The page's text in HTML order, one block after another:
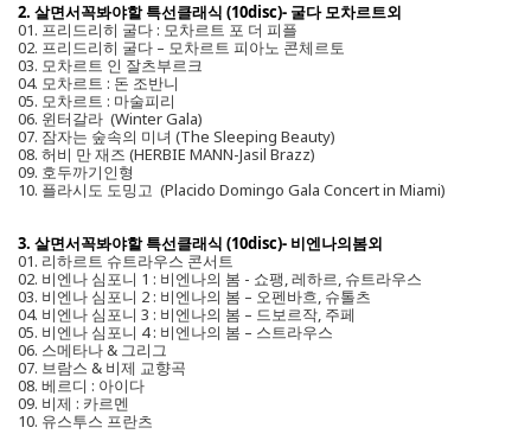
2. 살면서꼭봐야할 특선클래식 (10disc)- 굴다 모차르트외
01. 프리드리히 굴다 : 모차르트 포 더 피플
02. 프리드리히 굴다 – 모차르트 피아노 콘체르토
03. 모차르트 인 잘츠부르크
04. 모차르트 : 돈 조반니
05. 모차르트 : 마술피리
06. 윈터갈라 (Winter Gala)
07. 잠자는 숲속의 미녀 (The Sleeping Beauty)
08. 허비 만 재즈 (HERBIE MANN-Jasil Brazz)
09. 호두까기인형
10. 플라시도 도밍고 (Placido Domingo Gala Concert in Miami)
3. 살면서꼭봐야할 특선클래식 (10disc)- 비엔나의봄외
01. 리하르트 슈트라우스 콘서트
02. 비엔나 심포니 1 : 비엔나의 봄 - 쇼팽, 레하르, 슈트라우스
03. 비엔나 심포니 2 : 비엔나의 봄 – 오펜바흐, 슈톨츠
04. 비엔나 심포니 3 : 비엔나의 봄 – 드보르작, 주페
05. 비엔나 심포니 4 : 비엔나의 봄 – 스트라우스
06. 스메타나 & 그리그
07. 브람스 & 비제 교향곡
08. 베르디 : 아이다
09. 비제 : 카르멘
10. 유스투스 프란츠